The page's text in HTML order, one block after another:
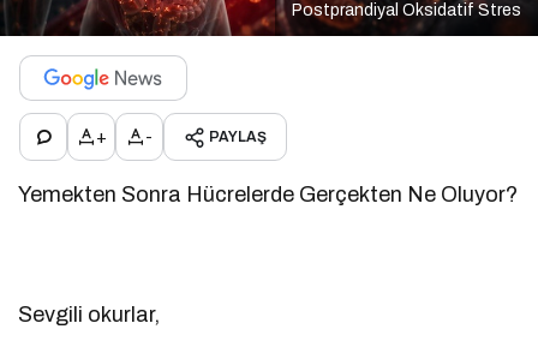
Postprandiyal Oksidatif Stres
+ - PAYLAŞ
Yemekten Sonra Hücrelerde Gerçekten Ne Oluyor?
Sevgili okurlar,